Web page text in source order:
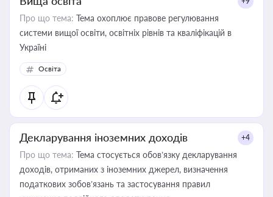
Про що тема: Тема охоплює правове регулювання
системи вищої освіти, освітніх рівнів та кваліфікацій в
Україні
Освіта
Декларування іноземних доходів +4
Про що тема: Тема стосується обов’язку декларування
доходів, отриманих з іноземних джерел, визначення
податкових зобов’язань та застосування правил